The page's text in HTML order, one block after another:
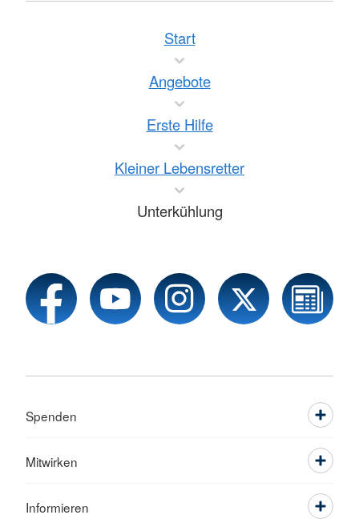
Start
Angebote
Erste Hilfe
Kleiner Lebensretter
Unterkühlung
Spenden
Mitwirken
Informieren